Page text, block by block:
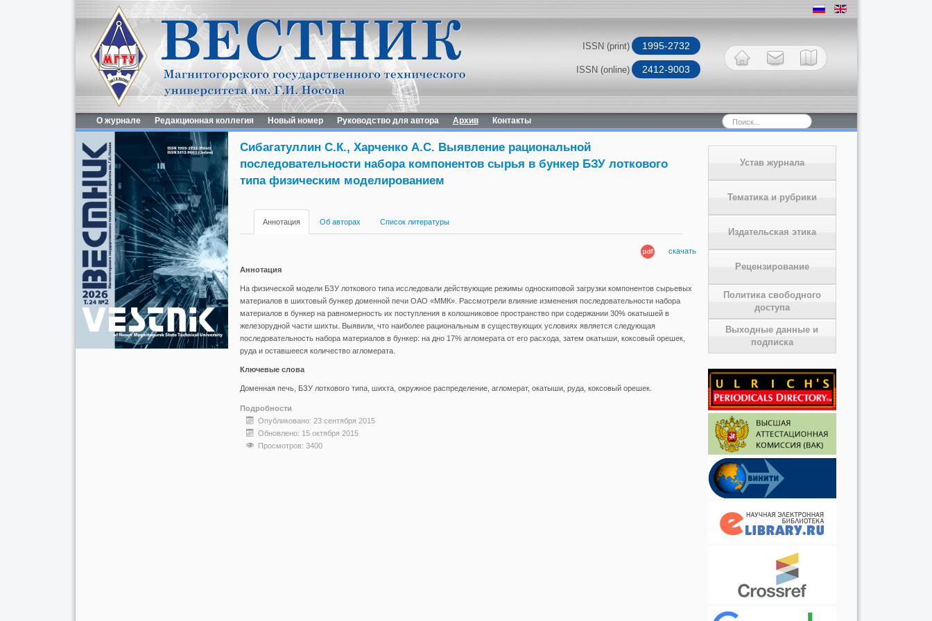
ISSN (print) 1995-2732
ISSN (online) 2412-9003
О журнале Редакционная коллегия Новый номер Руководство для автора Архив Контакты Искать...
Устав журнала
Тематика и рубрики
Издательская этика
Рецензирование
Политика свободного
доступа
Выходные данные и
подписка
Сибагатуллин С.К., Харченко А.С. Выявление рациональной
последовательности набора компонентов сырья в бункер БЗУ лоткового
типа физическим моделированием
Аннотация Об авторах Список литературы
скачать
Аннотация
На физической модели БЗУ лоткового типа исследовали действующие режимы односкиповой загрузки компонентов сырьевых
материалов в шихтовый бункер доменной печи ОАО «ММК». Рассмотрели влияние изменения последовательности набора
материалов в бункер на равномерность их поступления в колошниковое пространство при содержании 30% окатышей в
железорудной части шихты. Выявили, что наиболее рациональным в существующих условиях является следующая
последовательность набора материалов в бункер: на дно 17% агломерата от его расхода, затем окатыши, коксовый орешек,
руда и оставшееся количество агломерата.
Ключевые слова
Доменная печь, БЗУ лоткового типа, шихта, окружное распределение, агломерат, окатыши, руда, коксовый орешек.
Подробности
Опубликовано: 23 сентября 2015
Обновлено: 15 октября 2015
Просмотров: 3400